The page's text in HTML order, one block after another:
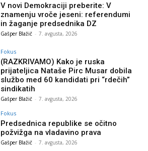
V novi Demokraciji preberite: V
znamenju vroče jeseni: referendumi
in žaganje predsednika DZ
Gašper Blažič - 7. avgusta, 2026
Fokus
(RAZKRIVAMO) Kako je ruska
prijateljica Nataše Pirc Musar dobila
službo med 60 kandidati pri “rdečih”
sindikatih
Gašper Blažič - 7. avgusta, 2026
Fokus
Predsednica republike se očitno
požvižga na vladavino prava
Gašper Blažič - 7. avgusta, 2026